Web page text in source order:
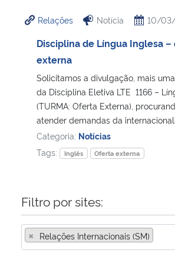
Ministério da Cidadania
Ministério da Saúde
Ministério de Minas e Energia
Ministério da Ciência, Tecnologia, Inovações e
Ministério do Meio Ambiente
Ministério do Desenvolvimento Regional
Controladoria-Geral da União
Relações Notícia 10/
Disciplina de Língua Inglesa
externa
Solicitamos a divulgação, mais
da Disciplina Eletiva LTE 1166 –
(TURMA: Oferta Externa),
atender demandas da
Categoria: Notícias
Tags:
Inglês Oferta externa
Filtro por sites:
× Relações Internacionais (SM)